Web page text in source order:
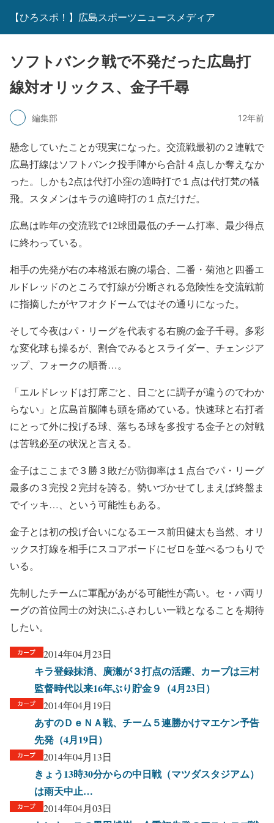
【ひろスポ！】広島スポーツニュースメディア
ソフトバンク戦で不発だった広島打
線対オリックス、金子千尋
編集部 12年前
懸念していたことが現実になった。交流戦最初の２連戦で
広島打線はソフトバンク投手陣から合計４点しか奪えなか
った。しかも2点は代打小窪の適時打で１点は代打梵の犠
飛。スタメンはキラの適時打の１点だけだ。
広島は昨年の交流戦で12球団最低のチーム打率、最少得点
に終わっている。
相手の先発が右の本格派右腕の場合、二番・菊池と四番エ
ルドレッドのところで打線が分断される危険性を交流戦前
に指摘したがヤフオクドームではその通りになった。
そして今夜はパ・リーグを代表する右腕の金子千尋。多彩
な変化球も操るが、割合でみるとスライダー、チェンジア
ップ、フォークの順番…。
「エルドレッドは打席ごと、日ごとに調子が違うのでわか
らない」と広島首脳陣も頭を痛めている。快速球と右打者
にとって外に投げる球、落ちる球を多投する金子との対戦
は苦戦必至の状況と言える。
金子はここまで３勝３敗だが防御率は１点台でパ・リーグ
最多の３完投２完封を誇る。勢いづかせてしまえば終盤ま
でイッキ…、という可能性もある。
金子とは初の投げ合いになるエース前田健太も当然、オリ
ックス打線を相手にスコアボードにゼロを並べるつもりで
いる。
先制したチームに軍配があがる可能性が高い。セ・パ両リ
ーグの首位同士の対決にふさわしい一戦となることを期待
したい。
2014年04月23日
キラ登録抹消、廣瀬が３打点の活躍、カープは三村
監督時代以来16年ぶり貯金９（4月23日）
2014年04月19日
あすのＤｅＮＡ戦、チーム５連勝かけマエケン予告
先発（4月19日）
2014年04月13日
きょう13時30分からの中日戦（マツダスタジアム）
は雨天中止…
2014年04月03日